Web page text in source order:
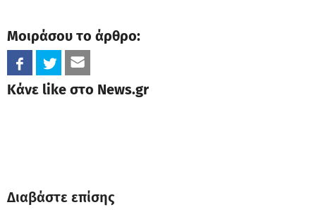
Μοιράσου το άρθρο:
Κάνε like στο News.gr
Διαβάστε επίσης